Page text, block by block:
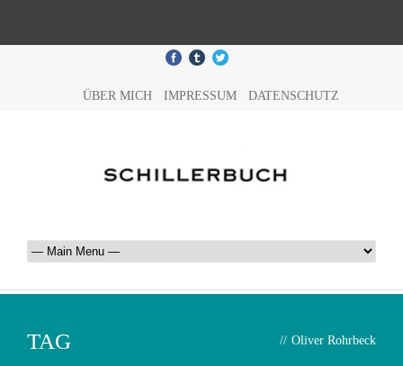
ÜBER MICH IMPRESSUM DATENSCHUTZ
TAG // Oliver Rohrbeck